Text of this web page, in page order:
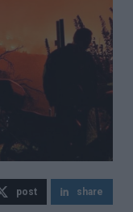
post share